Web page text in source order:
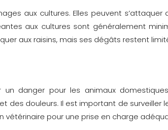
aux cultures. Elles peuvent
aux cultures sont généralement
aux raisins, mais ses dégâts restent
danger pour les animaux
des douleurs. Il est important de
vétérinaire pour une prise en charge